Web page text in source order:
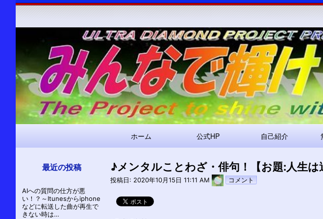
ゲ
ー
ホーム 公式HP 自己紹介
♪メンタルことわざ・俳句！【お題:人生は
投稿日: 2020年10月15日 11:11 AM pokari7
コメント
最近の投稿
AIへの質問の仕方が悪
い！？～Itunesからiphone
などに転送した曲が再生で
きない時は…